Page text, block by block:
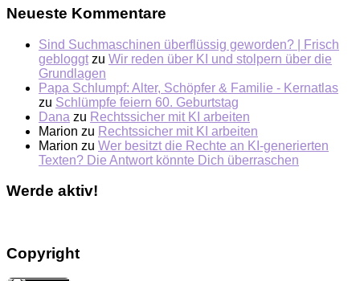
Neueste Kommentare
Sind Suchmaschinen überflüssig geworden? | Frisch
gebloggt zu Wir reden über KI und stolpern über die
Grundlagen
Papa Schlumpf: Alter, Schöpfer & Familie - Kernatlas
zu Schlümpfe feiern 60. Geburtstag
Dana zu Rechtssicher mit KI arbeiten
Marion zu Rechtssicher mit KI arbeiten
Marion zu Wer besitzt die Rechte an KI-generierten
Texten? Die Antwort könnte Dich überraschen
Werde aktiv!
Copyright